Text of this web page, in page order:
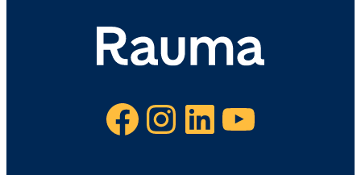
Facebook Instagram LinkedIn YouTube